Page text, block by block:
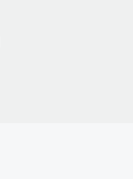
장에서 글로벌